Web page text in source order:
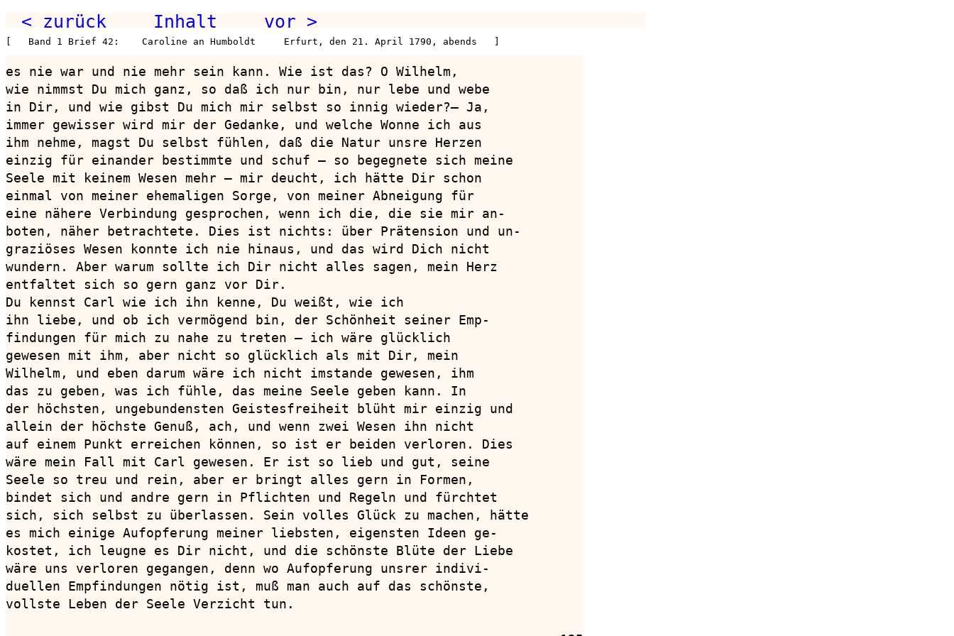
< zurück Inhalt vor >
[   Band 1 Brief 42:    Caroline an Humboldt     Erfurt, den 21. April 1790, abends   ]
es nie war und nie mehr sein kann. Wie ist das? O Wilhelm,
wie nimmst Du mich ganz, so daß ich nur bin, nur lebe und webe
in Dir, und wie gibst Du mich mir selbst so innig wieder?— Ja,
immer gewisser wird mir der Gedanke, und welche Wonne ich aus
ihm nehme, magst Du selbst fühlen, daß die Natur unsre Herzen
einzig für einander bestimmte und schuf — so begegnete sich meine
Seele mit keinem Wesen mehr — mir deucht, ich hätte Dir schon
einmal von meiner ehemaligen Sorge, von meiner Abneigung für
eine nähere Verbindung gesprochen, wenn ich die, die sie mir an-
boten, näher betrachtete. Dies ist nichts: über Prätension und un-
graziöses Wesen konnte ich nie hinaus, und das wird Dich nicht
wundern. Aber warum sollte ich Dir nicht alles sagen, mein Herz
entfaltet sich so gern ganz vor Dir.
Du kennst Carl wie ich ihn kenne, Du weißt, wie ich
ihn liebe, und ob ich vermögend bin, der Schönheit seiner Emp-
findungen für mich zu nahe zu treten — ich wäre glücklich
gewesen mit ihm, aber nicht so glücklich als mit Dir, mein
Wilhelm, und eben darum wäre ich nicht imstande gewesen, ihm
das zu geben, was ich fühle, das meine Seele geben kann. In
der höchsten, ungebundensten Geistesfreiheit blüht mir einzig und
allein der höchste Genuß, ach, und wenn zwei Wesen ihn nicht
auf einem Punkt erreichen können, so ist er beiden verloren. Dies
wäre mein Fall mit Carl gewesen. Er ist so lieb und gut, seine
Seele so treu und rein, aber er bringt alles gern in Formen,
bindet sich und andre gern in Pflichten und Regeln und fürchtet
sich, sich selbst zu überlassen. Sein volles Glück zu machen, hätte
es mich einige Aufopferung meiner liebsten, eigensten Ideen ge-
kostet, ich leugne es Dir nicht, und die schönste Blüte der Liebe
wäre uns verloren gegangen, denn wo Aufopferung unsrer indivi-
duellen Empfindungen nötig ist, muß man auch auf das schönste,
vollste Leben der Seele Verzicht tun.